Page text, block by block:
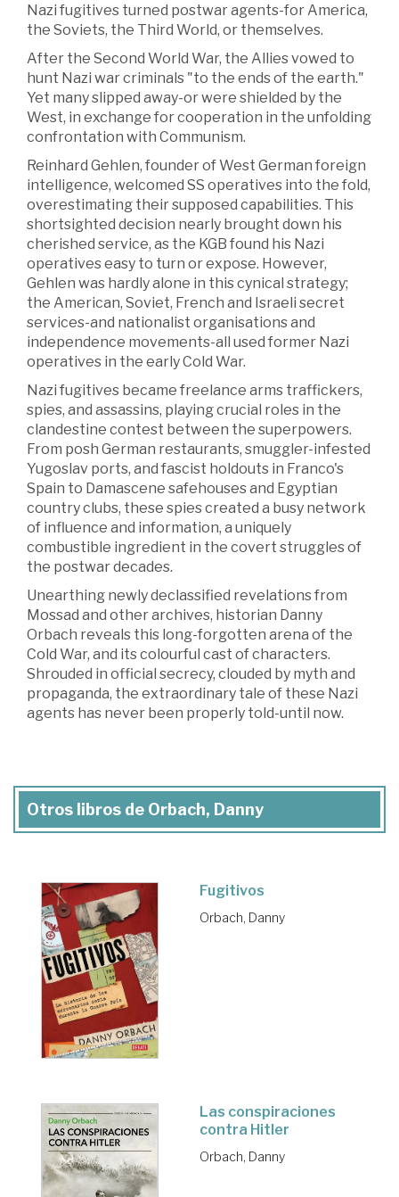
Nazi fugitives turned postwar agents-for America,
the Soviets, the Third World, or themselves.
After the Second World War, the Allies vowed to
hunt Nazi war criminals "to the ends of the earth."
Yet many slipped away-or were shielded by the
West, in exchange for cooperation in the unfolding
confrontation with Communism.
Reinhard Gehlen, founder of West German foreign
intelligence, welcomed SS operatives into the fold,
overestimating their supposed capabilities. This
shortsighted decision nearly brought down his
cherished service, as the KGB found his Nazi
operatives easy to turn or expose. However,
Gehlen was hardly alone in this cynical strategy;
the American, Soviet, French and Israeli secret
services-and nationalist organisations and
independence movements-all used former Nazi
operatives in the early Cold War.
Nazi fugitives became freelance arms traffickers,
spies, and assassins, playing crucial roles in the
clandestine contest between the superpowers.
From posh German restaurants, smuggler-infested
Yugoslav ports, and fascist holdouts in Franco's
Spain to Damascene safehouses and Egyptian
country clubs, these spies created a busy network
of influence and information, a uniquely
combustible ingredient in the covert struggles of
the postwar decades.
Unearthing newly declassified revelations from
Mossad and other archives, historian Danny
Orbach reveals this long-forgotten arena of the
Cold War, and its colourful cast of characters.
Shrouded in official secrecy, clouded by myth and
propaganda, the extraordinary tale of these Nazi
agents has never been properly told-until now.
Otros libros de Orbach, Danny
Fugitivos
Orbach, Danny
Las conspiraciones
contra Hitler
Orbach, Danny